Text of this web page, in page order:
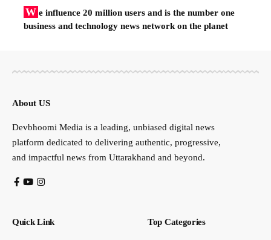
W e influence 20 million users and is the number one
business and technology news network on the planet
About US
Devbhoomi Media is a leading, unbiased digital news
platform dedicated to delivering authentic, progressive,
and impactful news from Uttarakhand and beyond.
Quick Link Top Categories